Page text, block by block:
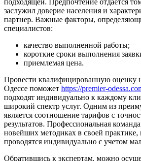
подходящей. Предпочтение отдается
заслужил доверие населения и
партнер. Важные факторы,
специалистов:
качество выполненной работы;
короткие сроки выполнения
приемлемая цена.
Провести квалифицированную оценку
Одессе поможет https://premier-
подходят индивидуально к каждому
широкий спектр услуг. Одним из
является соотношение тарифов с
результатов. Профессиональная
новейших методиках в своей
проводятся индивидуально с учетом
Обратившись к экспертам, можно